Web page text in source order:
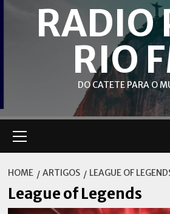
RADIO
RIO
DO CATETE PARA O
Menu
HOME ARTIGOS LEAGUE OF
League of Legends